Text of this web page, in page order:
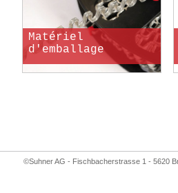
Matériel
d'emballage
©Suhner AG - Fischbacherstrasse 1 - 5620